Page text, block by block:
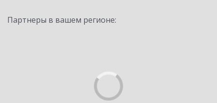
Партнеры в вашем регионе: